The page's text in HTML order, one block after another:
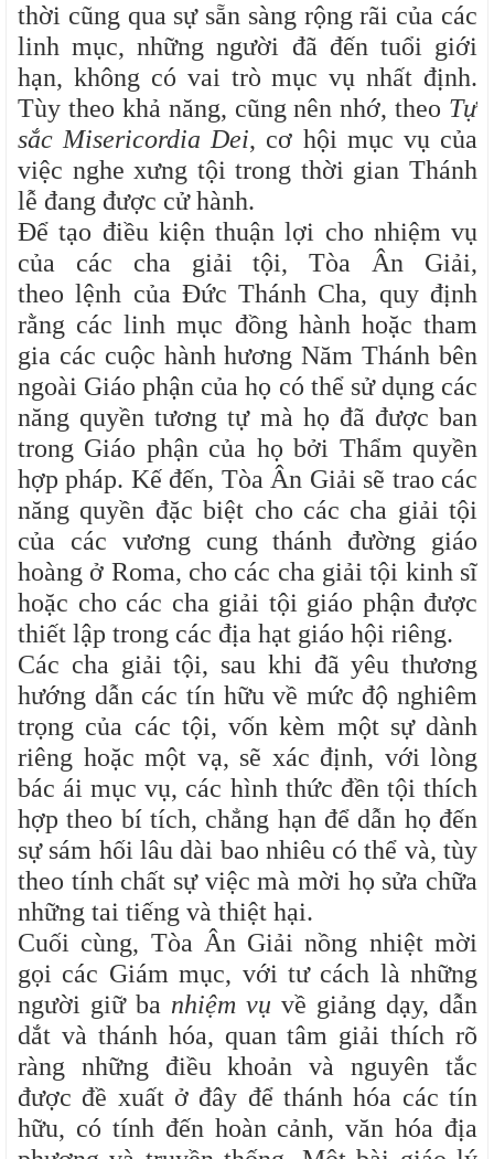
thời cũng qua sự sẵn sàng rộng rãi của các
linh mục, những người đã đến tuổi giới
hạn, không có vai trò mục vụ nhất định.
Tùy theo khả năng, cũng nên nhớ, theo Tự
sắc Misericordia Dei, cơ hội mục vụ của
việc nghe xưng tội trong thời gian Thánh
lễ đang được cử hành.
Để tạo điều kiện thuận lợi cho nhiệm vụ
của các cha giải tội, Tòa Ân Giải,
theo lệnh của Đức Thánh Cha, quy định
rằng các linh mục đồng hành hoặc tham
gia các cuộc hành hương Năm Thánh bên
ngoài Giáo phận của họ có thể sử dụng các
năng quyền tương tự mà họ đã được ban
trong Giáo phận của họ bởi Thẩm quyền
hợp pháp. Kế đến, Tòa Ân Giải sẽ trao các
năng quyền đặc biệt cho các cha giải tội
của các vương cung thánh đường giáo
hoàng ở Roma, cho các cha giải tội kinh sĩ
hoặc cho các cha giải tội giáo phận được
thiết lập trong các địa hạt giáo hội riêng.
Các cha giải tội, sau khi đã yêu thương
hướng dẫn các tín hữu về mức độ nghiêm
trọng của các tội, vốn kèm một sự dành
riêng hoặc một vạ, sẽ xác định, với lòng
bác ái mục vụ, các hình thức đền tội thích
hợp theo bí tích, chẳng hạn để dẫn họ đến
sự sám hối lâu dài bao nhiêu có thể và, tùy
theo tính chất sự việc mà mời họ sửa chữa
những tai tiếng và thiệt hại.
Cuối cùng, Tòa Ân Giải nồng nhiệt mời
gọi các Giám mục, với tư cách là những
người giữ ba nhiệm vụ về giảng dạy, dẫn
dắt và thánh hóa, quan tâm giải thích rõ
ràng những điều khoản và nguyên tắc
được đề xuất ở đây để thánh hóa các tín
hữu, có tính đến hoàn cảnh, văn hóa địa